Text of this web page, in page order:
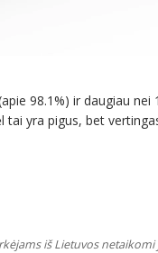
98.1%) ir daugiau
tai yra pigus, bet
iš Lietuvos